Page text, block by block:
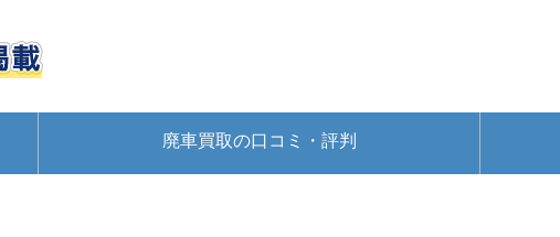
廃車買取の口コミ・評判